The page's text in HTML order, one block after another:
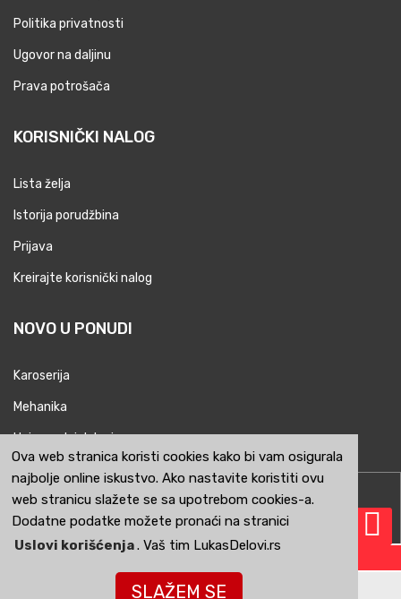
Ova web stranica koristi cookies kako bi vam osigurala
najbolje online iskustvo. Ako nastavite koristiti ovu
web stranicu slažete se sa upotrebom cookies-a.
Dodatne podatke možete pronaći na stranici
Uslovi korišćenja. Vaš tim LukasDelovi.rs
SLAŽEM SE
LukasDelovi.rs KOL CENTAR 00-24
Politika privatnosti
Ugovor na daljinu
Prava potrošača
KORISNIČKI NALOG
Lista želja
Istorija porudžbina
Prijava
Kreirajte korisnički nalog
NOVO U PONUDI
Karoserija
Mehanika
Univerzalni delovi
LukasDelovi.rs © 2026 Sva prava zadržana.
Izrada sajta